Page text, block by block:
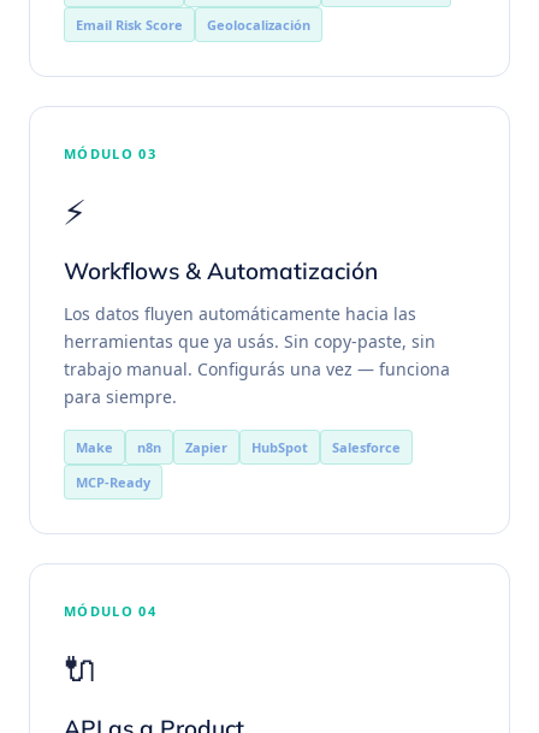
Email Risk Score
Geolocalización
MÓDULO 03
⚡
Workflows & Automatización
Los datos fluyen automáticamente hacia las
herramientas que ya usás. Sin copy-paste, sin
trabajo manual. Configurás una vez — funciona
para siempre.
Make n8n Zapier HubSpot
Salesforce
MCP-Ready
MÓDULO 04
🔌